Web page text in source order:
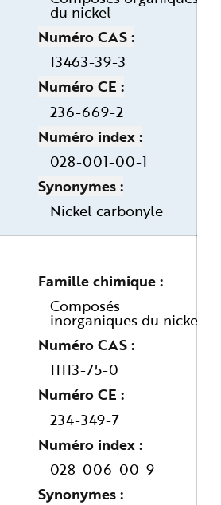
du nickel
Numéro CAS
13463-39-3
Numéro CE
236-669-2
Numéro index
028-001-00-1
Synonymes
Nickel carbonyle
Famille chimique
Composés
inorganiques du nickel
Numéro CAS
11113-75-0
Numéro CE
234-349-7
Numéro index
028-006-00-9
Synonymes